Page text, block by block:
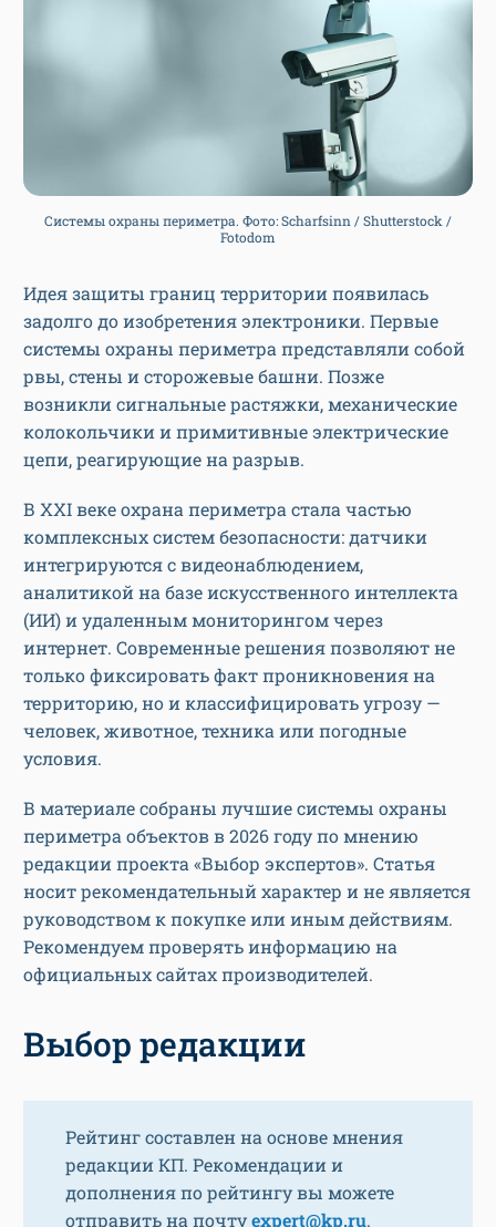
Системы охраны периметра. Фото: Scharfsinn / Shutterstock /
Fotodom
Идея защиты границ территории появилась
задолго до изобретения электроники. Первые
системы охраны периметра представляли собой
рвы, стены и сторожевые башни. Позже
возникли сигнальные растяжки, механические
колокольчики и примитивные электрические
цепи, реагирующие на разрыв.
В XXI веке охрана периметра стала частью
комплексных систем безопасности: датчики
интегрируются с видеонаблюдением,
аналитикой на базе искусственного интеллекта
(ИИ) и удаленным мониторингом через
интернет. Современные решения позволяют не
только фиксировать факт проникновения на
территорию, но и классифицировать угрозу —
человек, животное, техника или погодные
условия.
В материале собраны лучшие системы охраны
периметра объектов в 2026 году по мнению
редакции проекта «Выбор экспертов». Статья
носит рекомендательный характер и не является
руководством к покупке или иным действиям.
Рекомендуем проверять информацию на
официальных сайтах производителей.
Выбор редакции
Рейтинг составлен на основе мнения
редакции КП. Рекомендации и
дополнения по рейтингу вы можете
отправить на почтуexpert@kp.ru.